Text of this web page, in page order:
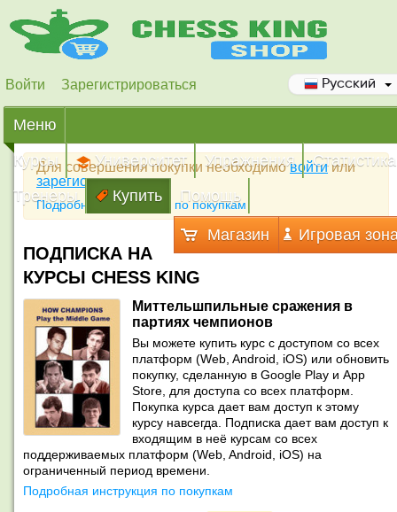
Войти Зарегистрироваться Русский
Меню
Курсы
Университет Упражнения
Статистика
Тренеры
Купить Помощь
Магазин Игровая
Для совершения покупки необходимовойтиили
зарегистрироваться
Подробная инструкция по покупкам
ПОДПИСКА НА
КУРСЫ CHESS KING
Миттельшпильные сражения в
партиях чемпионов
Вы можете купить курс с доступом со всех
платформ (Web, Android, iOS) или обновить
покупку, сделанную в Google Play и App
Store, для доступа со всех платформ.
Покупка курса дает вам доступ к этому
курсу навсегда. Подписка дает вам доступ к
входящим в неё курсам со всех
поддерживаемых платформ (Web, Android, iOS) на
ограниченный период времени.
Подробная инструкция по покупкам